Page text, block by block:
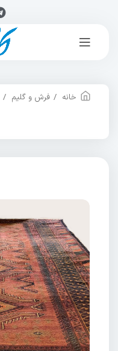
خانه فرش و گلیم